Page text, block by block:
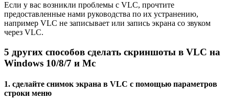
Если у вас возникли проблемы с VLC, прочтите
предоставленные нами руководства по их устранению,
например VLC не записывает или запись экрана со звуком
через VLC.
5 других способов сделать скриншоты в VLC на
Windows 10/8/7 и Mc
1. сделайте снимок экрана в VLC с помощью параметров
строки меню